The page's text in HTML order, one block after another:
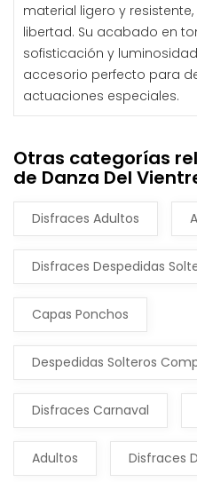
material ligero y
libertad. Su acabado en
sofisticación y
accesorio perfecto para
actuaciones especiales.
Otras categorías
de Danza Del
Disfraces Adultos
Disfraces Despedidas
Capas Ponchos
Despedidas Solteros
Disfraces Carnaval
Adultos Disfraces